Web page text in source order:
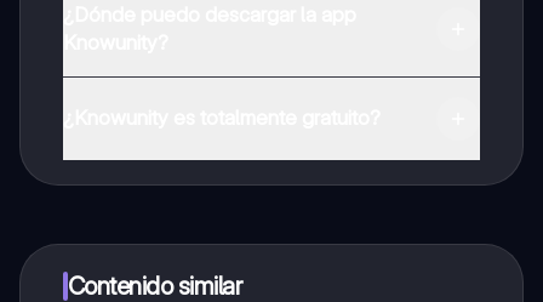
a determinadas funciones.
Contenido similar